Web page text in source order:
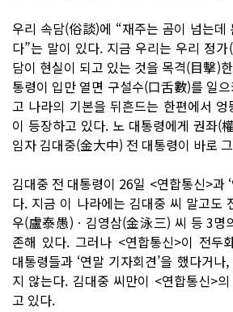
우리 속담(俗談)에 “재주는 곰이 넘는데
다”는 말이 있다. 지금 우리는 우리 정
담이 현실이 되고 있는 것을 목격(目擊)
통령이 입만 열면 구설수(口舌數)를 일
고 나라의 기본을 뒤흔드는 한편에서
이 등장하고 있다. 노 대통령에게 권좌(
임자 김대중(金大中) 전 대통령이 바로
김대중 전 대통령이 26일 <연합통신>과
다. 지금 이 나라에는 김대중 씨 말고도
우(盧泰愚)ㆍ김영삼(金泳三) 씨 등 3명
존해 있다. 그러나 <연합통신>이 전두
대통령들과 ‘연말 기자회견’을 했다거
지 않는다. 김대중 씨만이 <연합통신>의
고 있다.